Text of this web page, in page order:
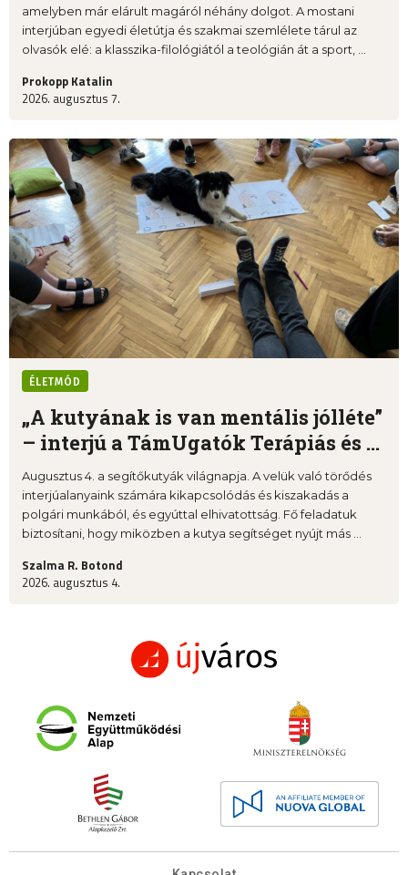
amelyben már elárult magáról néhány dolgot. A mostani
interjúban egyedi életútja és szakmai szemlélete tárul az
olvasók elé: a klasszika-filológiától a teológián át a sport, ...
Prokopp Katalin
2026. augusztus 7.
ÉLETMÓD
„A kutyának is van mentális jólléte”
– interjú a TámUgatók Terápiás és ...
Augusztus 4. a segítőkutyák világnapja. A velük való törődés
interjúalanyaink számára kikapcsolódás és kiszakadás a
polgári munkából, és egyúttal elhivatottság. Fő feladatuk
biztosítani, hogy miközben a kutya segítséget nyújt más ...
Szalma R. Botond
2026. augusztus 4.